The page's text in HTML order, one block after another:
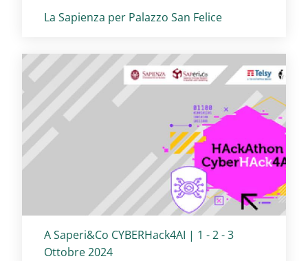
Titolo card:
La Sapienza per Palazzo San Felice
Titolo card:
A Saperi&Co CYBERHack4AI | 1 - 2 - 3
Ottobre 2024